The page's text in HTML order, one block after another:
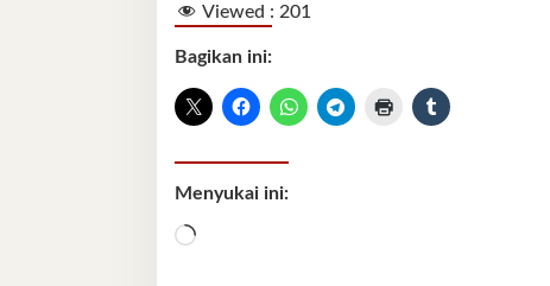
Viewed : 201
Bagikan ini:
Menyukai ini:
Memuat...